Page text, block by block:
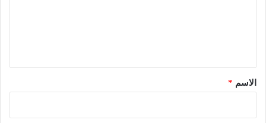
*الاسم *